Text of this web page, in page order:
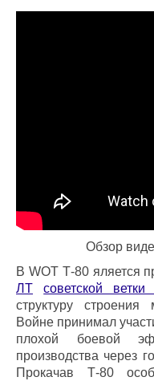
Обзор
В WOT Т-80 яляется
ЛТ
советской ветки
структуру
Войне принимал
плохой боевой
производства через
Прокачав Т-80